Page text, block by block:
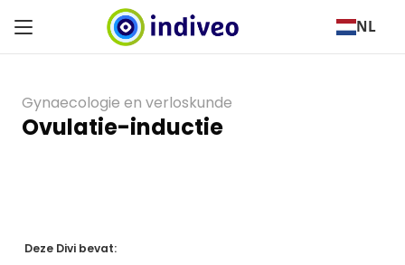
NL
Gynaecologie en verloskunde
Ovulatie-inductie
Deze Divi bevat: